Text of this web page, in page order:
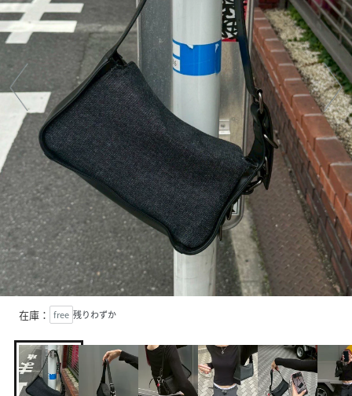
在庫： free 残りわずか